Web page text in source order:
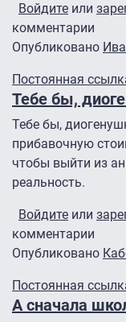
Войдите или
комментарии
Опубликовано
Ответ на
Постоянная
Тебе бы,
Тебе бы,
прибавочную
чтобы выйти из
реальность.
Войдите или
комментарии
Опубликовано
Постоянная
А сначала